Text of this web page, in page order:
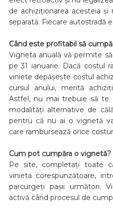
de achiziționarea acesteia
separată. Fiecare autostradă
Când este profitabil să
Vigneta anuală vă permite
pe 31 ianuarie. Dacă costul
viniete depășește costul
cursul anului, merită
Astfel, nu mai trebuie să te
modalități alternative de
pentru că nu ai o vignetă
care rambursează orice
Cum pot cumpăra o vignetă?
Pe site, completați toate
vinieta corespunzătoare,
parcurgeți pașii următori.
activă când procesul de